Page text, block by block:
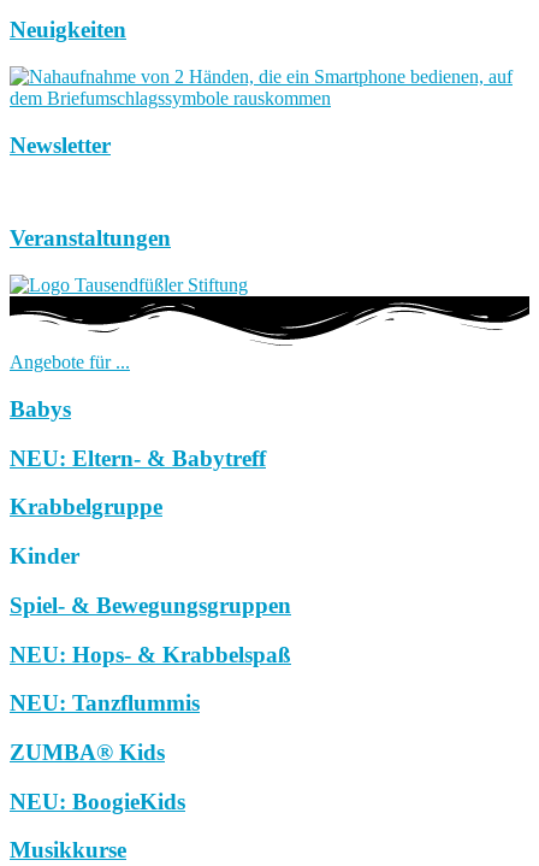
Neuigkeiten
Newsletter
Veranstaltungen
Angebote für ...
Babys
NEU: Eltern- & Babytreff
Krabbelgruppe
Kinder
Spiel- & Bewegungsgruppen
NEU: Hops- & Krabbelspaß
NEU: Tanzflummis
ZUMBA® Kids
NEU: BoogieKids
Musikkurse